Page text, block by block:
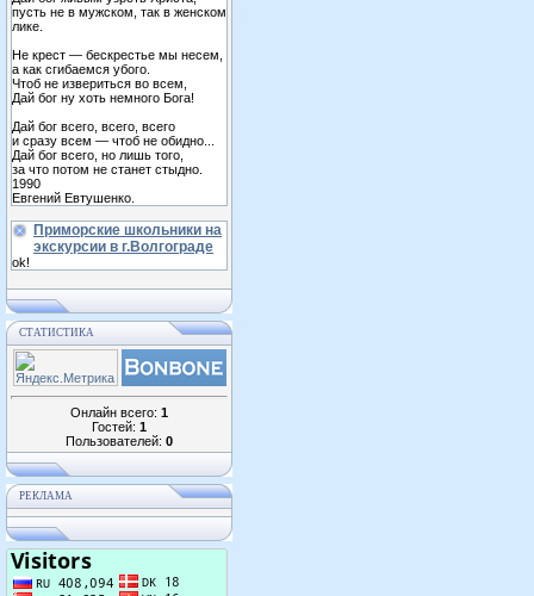
пусть не в мужском, так в женском
лике.
Не крест — бескрестье мы несем,
а как сгибаемся убого.
Чтоб не извериться во всем,
Дай бог ну хоть немного Бога!
Дай бог всего, всего, всего
и сразу всем — чтоб не обидно...
Дай бог всего, но лишь того,
за что потом не станет стыдно.
1990
Евгений Евтушенко.
Приморские школьники на
экскурсии в г.Волгограде
ok!
СТАТИСТИКА
Онлайн всего: 1
Гостей: 1
Пользователей: 0
РЕКЛАМА